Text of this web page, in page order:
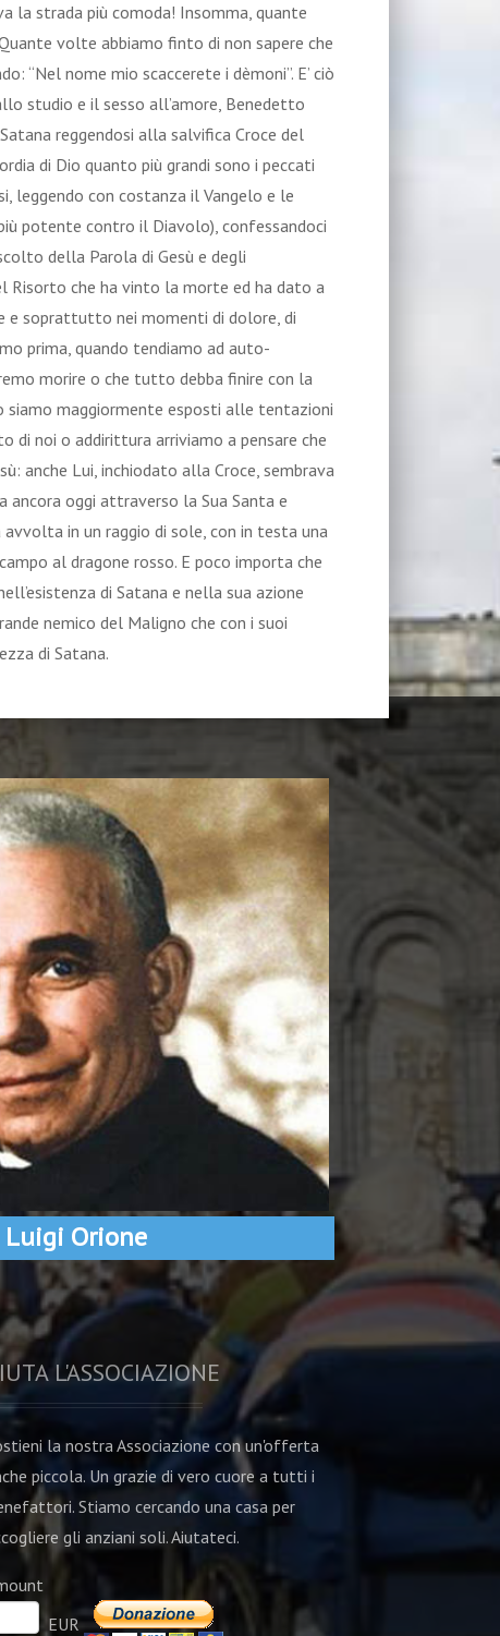
la strada più comoda! Insomma, quante
volte abbiamo finto di non sapere che
“Nel nome mio scaccerete i dèmoni”. E’ ciò
studio e il sesso all’amore, Benedetto
reggendosi alla salvifica Croce del
di Dio quanto più grandi sono i peccati
leggendo con costanza il Vangelo e le
potente contro il Diavolo), confessandoci
della Parola di Gesù e degli
Risorto che ha vinto la morte ed ha dato a
e soprattutto nei momenti di dolore, di
prima, quando tendiamo ad auto-
morire o che tutto debba finire con la
siamo maggiormente esposti alle tentazioni
di noi o addirittura arriviamo a pensare che
anche Lui, inchiodato alla Croce, sembrava
ancora oggi attraverso la Sua Santa e
in un raggio di sole, con in testa una
al dragone rosso. E poco importa che
di Satana e nella sua azione
nemico del Maligno che con i suoi
di Satana.
Luigi Orione
L'ASSOCIAZIONE
la nostra Associazione con un'offerta
piccola. Un grazie di vero cuore a tutti i
Stiamo cercando una casa per
gli anziani soli. Aiutateci.
EUR